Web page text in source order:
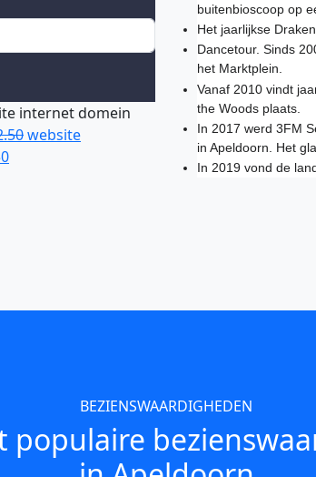
internet domein
website
buitenbioscoop op
Het jaarlijkse
Dancetour. Sinds
het Marktplein.
Vanaf 2010 vindt
the Woods plaats.
In 2017 werd 3FM
in Apeldoorn. Het
In 2019 vond de
BEZIENSWAARDIGHEDEN
populaire